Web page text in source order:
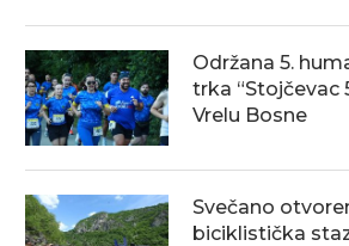
Održana 5.
trka “Stojčevac
Vrelu Bosne
Svečano
biciklistička